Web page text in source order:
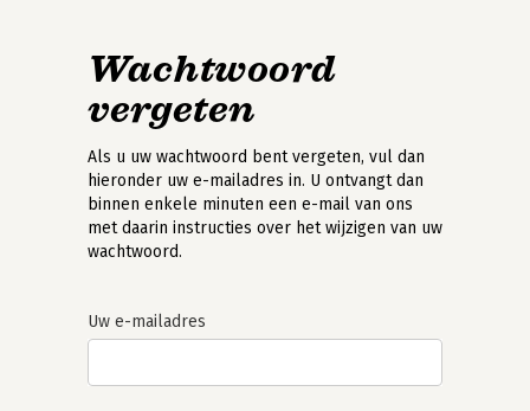
Wachtwoord
vergeten
Als u uw wachtwoord bent vergeten, vul dan
hieronder uw e-mailadres in. U ontvangt dan
binnen enkele minuten een e-mail van ons
met daarin instructies over het wijzigen van uw
wachtwoord.
Uw e-mailadres